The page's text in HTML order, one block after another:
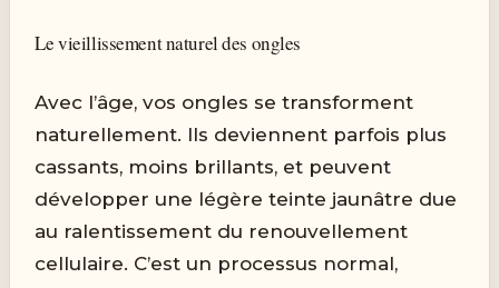
Le vieillissement naturel des ongles
Avec l’âge, vos ongles se transforment
naturellement. Ils deviennent parfois plus
cassants, moins brillants, et peuvent
développer une légère teinte jaunâtre due
au ralentissement du renouvellement
cellulaire. C’est un processus normal,